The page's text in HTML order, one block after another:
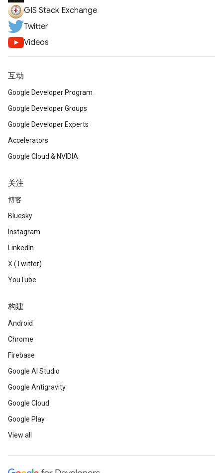
GIS Stack Exchange
Twitter
Videos
互动
Google Developer Program
Google Developer Groups
Google Developer Experts
Accelerators
Google Cloud & NVIDIA
关注
博客
Bluesky
Instagram
LinkedIn
X (Twitter)
YouTube
构建
Android
Chrome
Firebase
Google AI Studio
Google Antigravity
Google Cloud
Google Play
View all